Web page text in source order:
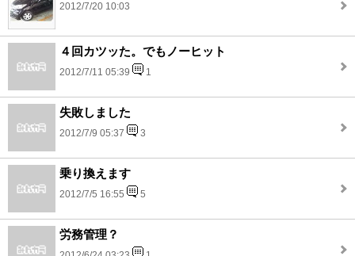
2012/7/20 10:03
４回カツッた。でもノーヒット
2012/7/11 05:39 1
失敗しました
2012/7/9 05:37 3
乗り換えます
2012/7/5 16:55 5
労務管理？